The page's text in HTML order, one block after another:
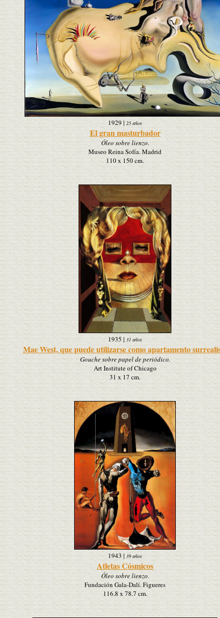
1929 | 25 años
El gran masturbador
Óleo sobre lienzo.
Museo Reina Sofía. Madrid
110 x 150 cm.
1935 | 31 años
Mae West, que puede utilizarse como apartamento
Gouche sobre papel de periódico.
Art Institute of Chicago
31 x 17 cm.
1943 | 39 años
Atletas Cósmicos
Óleo sobre lienzo.
Fundación Gala-Dalí. Figueres
116.8 x 78.7 cm.